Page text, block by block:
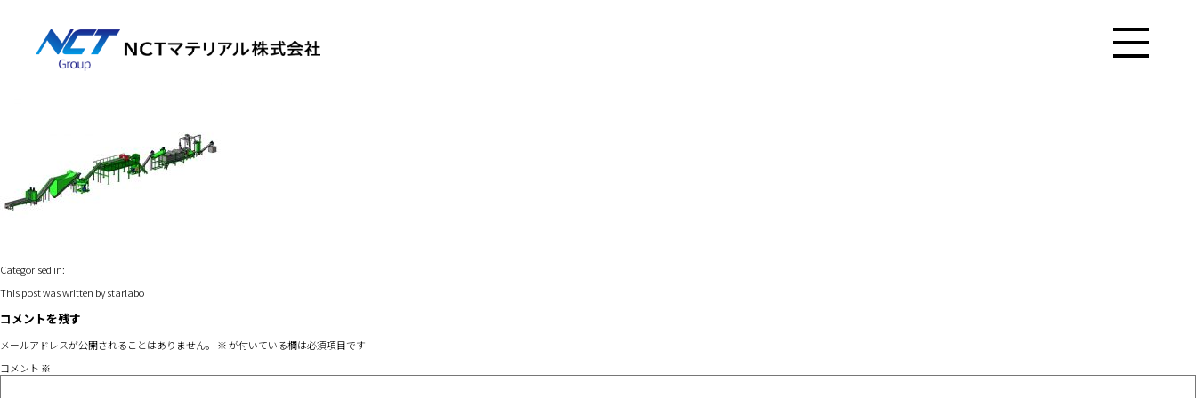
cap06-01
3月 8, 2021 11:06 amPublished bystarlabo Leave your thoughts
Categorised in:
This post was written by starlabo
コメントを残す
メールアドレスが公開されることはありません。 ※が付いている欄は必須項目です
コメント ※